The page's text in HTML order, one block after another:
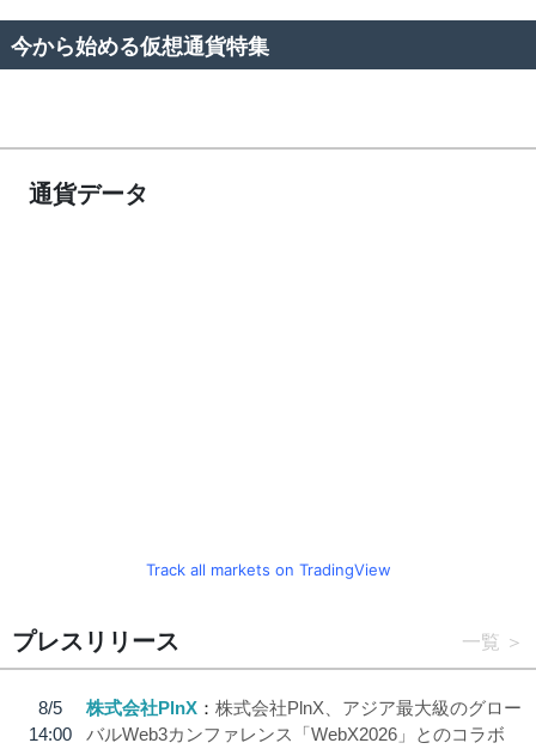
今から始める仮想通貨特集
通貨データ
Track all markets on TradingView
プレスリリース 一覧
8/5
14:00
株式会社PlnX
株式会社PlnX、アジア最大級のグロー
バルWeb3カンファレンス「WebX2026」とのコラボ